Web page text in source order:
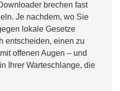
brechen fast
Je nachdem, wo Sie
lokale Gesetze
entscheiden, einen zu
offenen Augen – und
Ihrer Warteschlange, die